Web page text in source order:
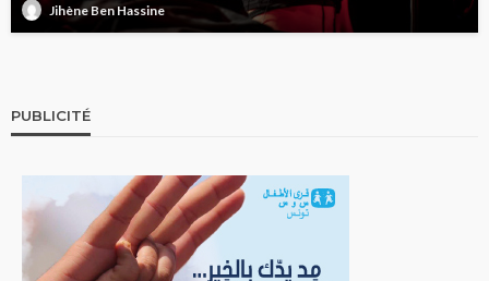
Jihène Ben Hassine
PUBLICITÉ